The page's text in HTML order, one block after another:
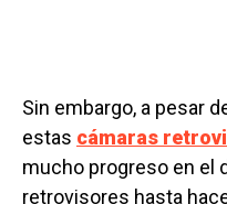
Sin embargo, a pesar
estas cámaras
mucho progreso en el
retrovisores hasta